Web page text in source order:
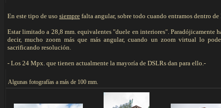
En este tipo de uso siempre falta angular, sobre todo cuando entramos dentro
Estar limitado a 28,8 mm. equivalentes "duele en interiores". Paradójicamente
decir, mucho zoom más que más angular, cuando un zoom virtual lo
sacrificando resolución.
- Los 24 Mpx. que tienen actualmente la mayoría de DSLRs dan para ello.-
Algunas fotografías a más de 100 mm.